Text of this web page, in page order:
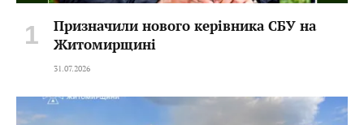
Призначили нового керівника СБУ на
Житомирщині
31.07.2026